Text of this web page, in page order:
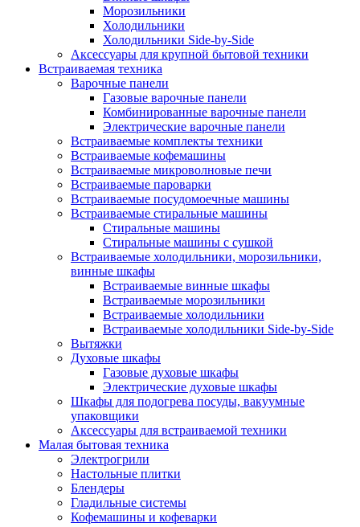
Морозильники
Холодильники
Холодильники Side-by-Side
Аксессуары для крупной бытовой техники
Встраиваемая техника
Варочные панели
Газовые варочные панели
Комбинированные варочные панели
Электрические варочные панели
Встраиваемые комплекты техники
Встраиваемые кофемашины
Встраиваемые микроволновые печи
Встраиваемые пароварки
Встраиваемые посудомоечные машины
Встраиваемые стиральные машины
Стиральные машины
Стиральные машины с сушкой
Встраиваемые холодильники, морозильники,
винные шкафы
Встраиваемые винные шкафы
Встраиваемые морозильники
Встраиваемые холодильники
Встраиваемые холодильники Side-by-Side
Вытяжки
Духовые шкафы
Газовые духовые шкафы
Электрические духовые шкафы
Шкафы для подогрева посуды, вакуумные
упаковщики
Аксессуары для встраиваемой техники
Малая бытовая техника
Электрогрили
Настольные плитки
Блендеры
Гладильные системы
Кофемашины и кофеварки